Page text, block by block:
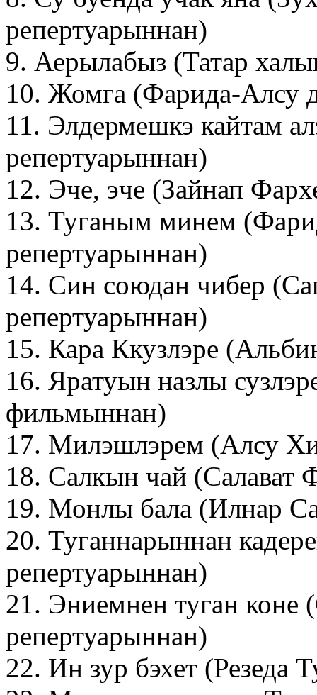
репертуарыннан)
9. Аерылабыз (Татар
10. Жомга (Фарида-Алсу
11. Элдермешкэ кайтам
репертуарыннан)
12. Эче, эче (Зайнап
13. Туганым минем
репертуарыннан)
14. Син союдан чибер
репертуарыннан)
15. Кара Ккузлэре
16. Яратуын назлы
фильмыннан)
17. Милэшлэрем (Алсу
18. Салкын чай (Салават
19. Монлы бала (Илнар
20. Туганнарыннан
репертуарыннан)
21. Эниемнен туган
репертуарыннан)
22. Ин зур бэхет (Резеда